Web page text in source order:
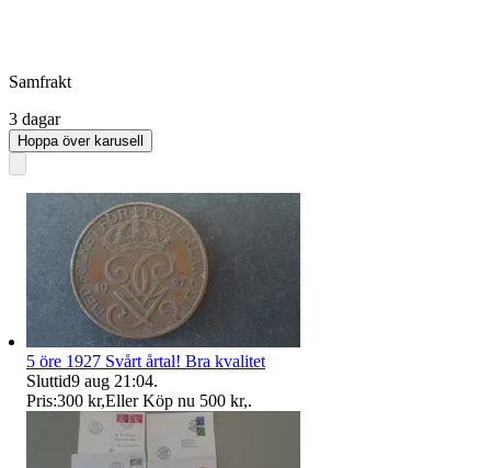
Samfrakt
3 dagar
Hoppa över karusell
5 öre 1927 Svårt årtal! Bra kvalitet
Sluttid9 aug 21:04.
Pris:300 kr,Eller Köp nu 500 kr,.